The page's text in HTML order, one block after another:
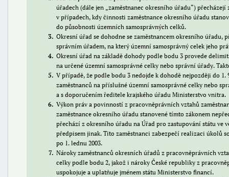
úřadech (dále jen zaměstnanec okresního úřadu ) přecházejí
v případech, kdy činnosti zaměstnance okresního úřadu
do působnosti územních samosprávných celků.
3
Okresní úřad se dohodne se zaměstnancem okresního úřadu,
správním úřadem, na který územní samosprávný celek jeho
4
Okresní úřad na základě dohody podle bodu 3 provede
na určené územní samosprávné celky nebo správní úřady.
5
V případě, že podle bodu 3 nedojde k dohodě nejpozději do
zaměstnanců na příslušné územní samosprávné celky nebo
a s doporučením ředitele krajského úřadu Ministerstvo vnitra.
6
Výkon práv a povinností z pracovněprávních vztahů
zaměstnance okresního úřadu stanovené tímto zákonem
přechází z okresního úřadu na Úřad pro zastupování státu ve
předpisem jinak. Tito zaměstnanci zabezpečí realizaci úkolů
po 1. lednu 2003.
7
Nároky zaměstnanců okresních úřadů z pracovněprávních
celky podle bodu 2, jakož i nároky České republiky z
uspokojuje a uplatňuje jménem státu Ministerstvo financí.